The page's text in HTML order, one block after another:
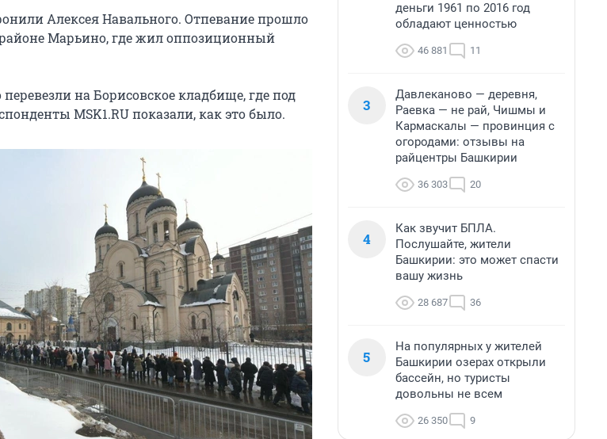
Алексея Навального. Отпевание прошло
Марьино, где жил оппозиционный
на Борисовское кладбище, где под
MSK1.RU показали, как это было.
деньги 1961 по 2016 год
обладают ценностью
46 881 11
3
Давлеканово — деревня,
Раевка — не рай, Чишмы и
Кармаскалы — провинция с
огородами: отзывы на
райцентры Башкирии
36 303 20
4
Как звучит БПЛА.
Послушайте, жители
Башкирии: это может спасти
вашу жизнь
28 687 36
5
На популярных у жителей
Башкирии озерах открыли
бассейн, но туристы
довольны не всем
26 350 9